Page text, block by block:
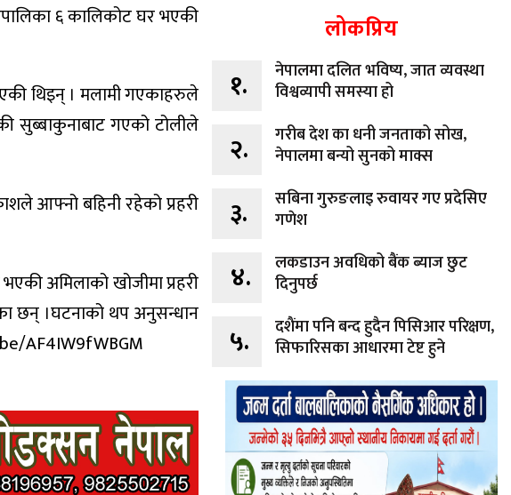
६ कालिकोट घर भएकी
भएकी थिइन् । मलामी गएकाहरुले
सुब्बाकुनाबाट गएको टोलीले
आफ्नो बहिनी रहेको प्रहरी
अमिलाको खोजीमा प्रहरी
छन् ।घटनाको थप अनुसन्धान
AF4IW9fWBGM
लोकप्रिय
१.
नेपालमा दलित भविष्य, जात व्यवस्था
विश्वव्यापी समस्या हो
२.
गरीब देश का धनी जनताको सोख,
नेपालमा बन्यो सुनको माक्स
३.
सबिना गुरुङलाइ रुवायर गए प्रदेसिए
गणेश
४.
लकडाउन अवधिको बैंक ब्याज छुट
दिनुपर्छ
५.
दशैंमा पनि बन्द हुदैन पिसिआर परिक्षण,
सिफारिसका आधारमा टेष्ट हुने